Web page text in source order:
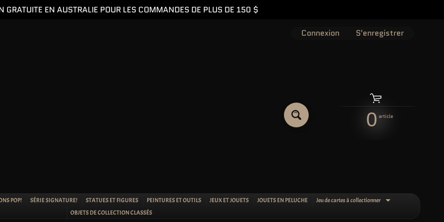
GRATUITE EN AUSTRALIE POUR LES COMMANDES DE PLUS DE 150 $
Connexion S'enregistrer
0 article
POP! SÉRIE SIGNATURE! STATUES ET FIGURES PEINTURES ET OUTILS JEUX ET JOUETS JOUETS EN PELUCHE Jeu de cartes à collectionner EXPAND CHILD
OBJETS DE COLLECTION CLASSÉS